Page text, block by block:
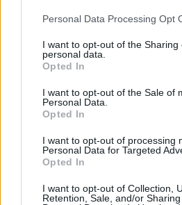
Personal Data Processing Opt
I want to opt-out of the Sharing
personal data.
Opted In
I want to opt-out of the Sale of
Personal Data.
Opted In
I want to opt-out of processing
Personal Data for Targeted
Opted In
I want to opt-out of Collection,
Retention, Sale, and/or